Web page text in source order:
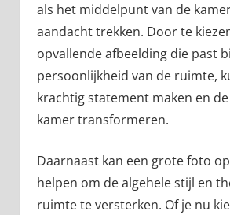
als het middelpunt van de
aandacht trekken. Door te
opvallende afbeelding die past
persoonlijkheid van de ruimte,
krachtig statement maken en
kamer transformeren.
Daarnaast kan een grote foto
helpen om de algehele stijl en
ruimte te versterken. Of je nu